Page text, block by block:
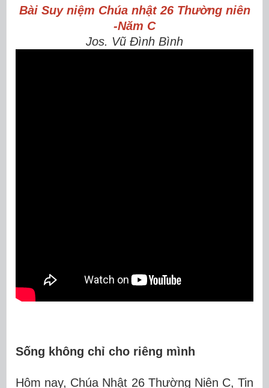
Bài Suy niệm Chúa nhật 26 Thường niên
-Năm C
Jos. Vũ Đình Bình
Sống không chỉ cho riêng mình
Hôm nay, Chúa Nhật 26 Thường Niên C, Tin